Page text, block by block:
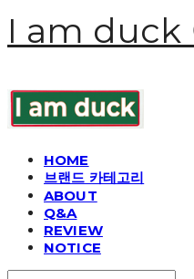
I am duck
HOME
브랜드 카테고리
ABOUT
Q&A
REVIEW
NOTICE